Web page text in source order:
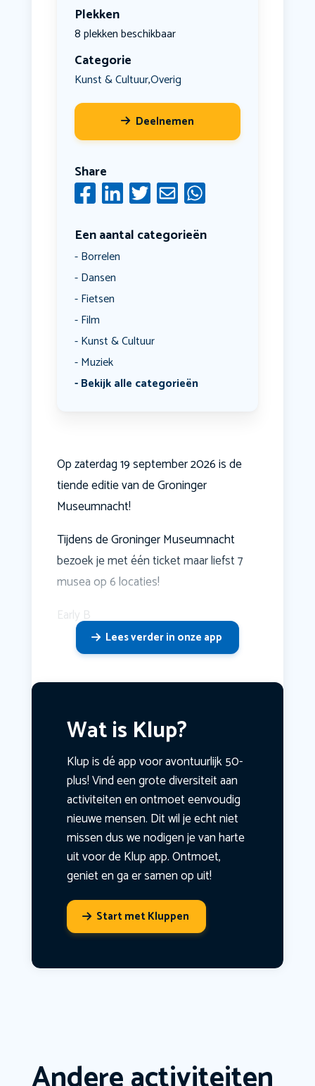
Plekken
8 plekken beschikbaar
Categorie
Kunst & Cultuur,Overig
Deelnemen
Share
Een aantal categorieën
Borrelen
Dansen
Fietsen
Film
Kunst & Cultuur
Muziek
Bekijk alle categorieën
Op zaterdag 19 september 2026 is de
tiende editie van de Groninger
Museumnacht!
Tijdens de Groninger Museumnacht
bezoek je met één ticket maar liefst 7
musea op 6 locaties!
Early B
Lees verder in onze app
Wat is Klup?
Klup is dé app voor avontuurlijk 50-
plus! Vind een grote diversiteit aan
activiteiten en ontmoet eenvoudig
nieuwe mensen. Dit wil je echt niet
missen dus we nodigen je van harte
uit voor de Klup app. Ontmoet,
geniet en ga er samen op uit!
Start met Kluppen